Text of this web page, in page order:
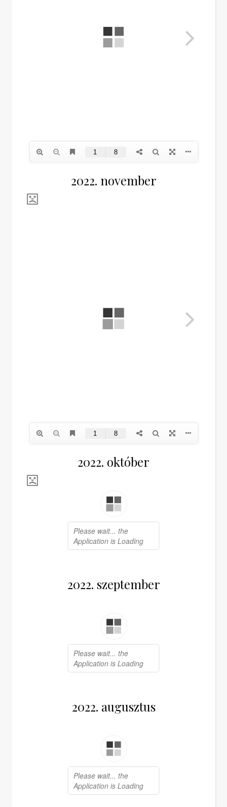
2022. november
2022. október
2022. szeptember
2022. augusztus